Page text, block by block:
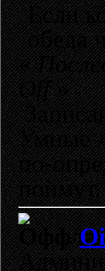
Если
обеда
«
Off»
Умные
по-
поймут.